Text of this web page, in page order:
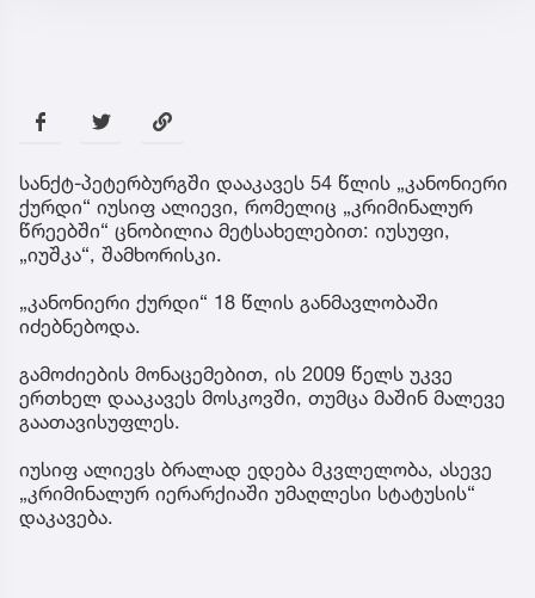
სანქტ-პეტერბურგში დააკავეს 54 წლის „კანონიერი
ქურდი“ იუსიფ ალიევი, რომელიც „კრიმინალურ
წრეებში“ ცნობილია მეტსახელებით: იუსუფი,
„იუშკა“, შამხორისკი.
„კანონიერი ქურდი“ 18 წლის განმავლობაში
იძებნებოდა.
გამოძიების მონაცემებით, ის 2009 წელს უკვე
ერთხელ დააკავეს მოსკოვში, თუმცა მაშინ მალევე
გაათავისუფლეს.
იუსიფ ალიევს ბრალად ედება მკვლელობა, ასევე
„კრიმინალურ იერარქიაში უმაღლესი სტატუსის“
დაკავება.